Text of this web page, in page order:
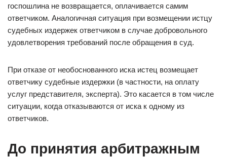
госпошлина не возвращается, оплачивается самим
ответчиком. Аналогичная ситуация при возмещении истцу
судебных издержек ответчиком в случае добровольного
удовлетворения требований после обращения в суд.
При отказе от необоснованного иска истец возмещает
ответчику судебные издержки (в частности, на оплату
услуг представителя, эксперта). Это касается в том числе
ситуации, когда отказываются от иска к одному из
ответчиков.
До принятия арбитражным